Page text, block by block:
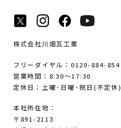
株式会社川畑瓦工業
フリーダイヤル：0120-884-854
営業時間：8:30～17:30
定休日：土曜･日曜･祝日(不定休)
本社所在地：
〒891-2113